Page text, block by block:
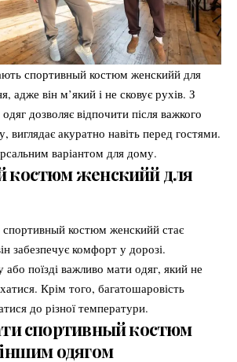
спортивный костюм женскийй для
адже він м’який і не сковує рухів. З
дозволяє відпочити після важкого
виглядає акуратно навіть перед гостями.
варіантом для дому.
костюм женскийй для
костюм женскийй стає
забезпечує комфорт у дорозі.
або поїзді важливо мати одяг, який не
Крім того, багатошаровість
до різної температури.
спортивный костюм
одягом